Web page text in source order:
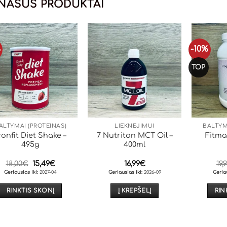
PRODUKTAI
(PROTEINAS)
Diet Shake –
495g
18,00€ Original
price
18,00€.
15,49€Current
price
15,49€.
Geriausias iki: 2027-04
RINKTIS SKONĮ
LIEKNĖJIMUI
7 Nutriton MCT Oil –
400ml
16,99€
Geriausias iki:2026-09
Į KREPŠELĮ
-10%
TOP